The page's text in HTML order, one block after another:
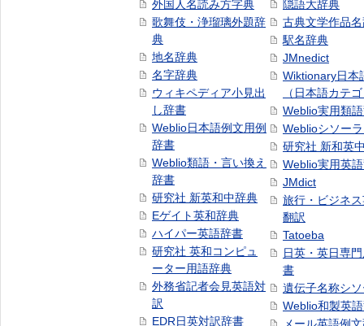
外国人名読み方字典
歌舞伎・浄瑠璃外題辞
典
地名辞典
名字辞典
ウィキペディア小見出
し辞書
Weblio日本語例文用例
辞書
Weblio類語・言い換え
辞書
研究社 新英和中辞典
Eゲイト英和辞典
ハイパー英語辞書
研究社 英和コンピュ
ーター用語辞典
外務省記者会見英語対
訳
EDR日英対訳辞書
隠語大辞典
古典文学作品
駅名辞典
JMnedict
Wiktionary日本
（日本語カテ
Weblio実用類
Weblioシソー
研究社 新和英
Weblio実用英
JMdict
旅行・ビジネ
翻訳
Tatoeba
日英・英日専
書
遺伝子名称シ
Weblio和製英